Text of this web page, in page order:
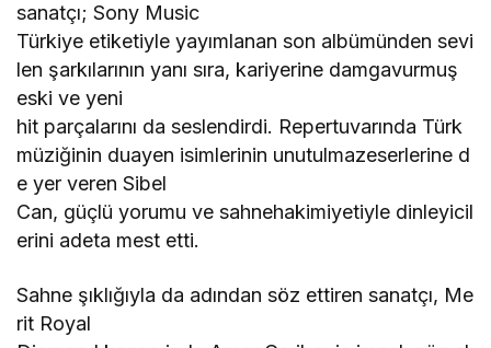
sanatçı; Sony Music
Türkiye etiketiyle yayımlanan son albümünden sevi
len şarkılarının yanı sıra, kariyerine damgavurmuş
eski ve yeni
hit parçalarını da seslendirdi. Repertuvarında Türk
müziğinin duayen isimlerinin unutulmazeserlerine d
e yer veren Sibel
Can, güçlü yorumu ve sahnehakimiyetiyle dinleyicil
erini adeta mest etti.
Sahne şıklığıyla da adından söz ettiren sanatçı, Me
rit Royal